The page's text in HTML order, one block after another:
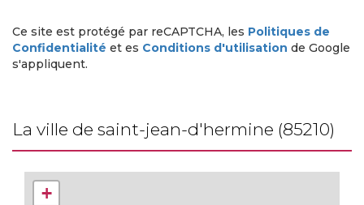
Ce site est protégé par reCAPTCHA, les Politiques de
Confidentialité et es Conditions d'utilisation de Google
s'appliquent.
la ville de saint-jean-d'hermine (85210)
+